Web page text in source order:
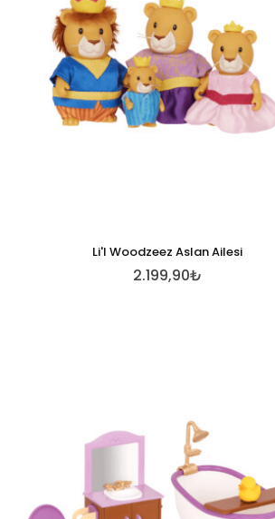
Li'l Woodzeez Aslan Ailesi
2.199,90₺